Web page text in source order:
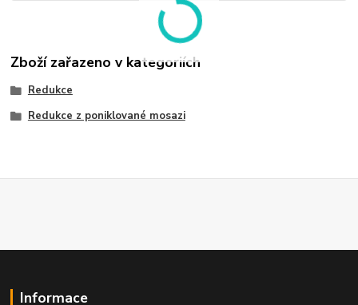
Zboží zařazeno v kategoriích
Redukce
Redukce z poniklované mosazi
Informace